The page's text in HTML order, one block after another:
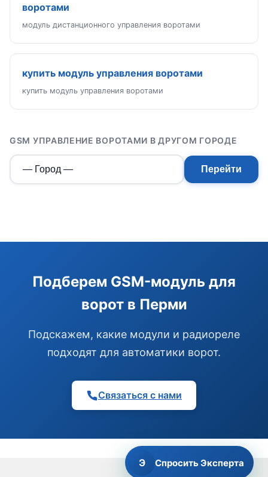
воротами
модуль дистанционного управления воротами
купить модуль управления воротами
купить модуль управления воротами
GSM УПРАВЛЕНИЕ ВОРОТАМИ В ДРУГОМ ГОРОДЕ
Перейти
Подберем GSM-модуль для
ворот в Перми
Подскажем, какие модули и радиореле
подходят для автоматики ворот.
Связаться с нами
Э Спросить Эксперта
модуль управления или готовый комплект.
Подобрать сигнализацию